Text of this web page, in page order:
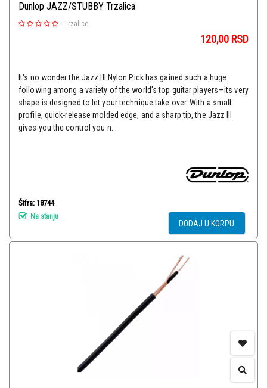
Dunlop JAZZ/STUBBY Trzalica
- Trzalice
120,00 RSD
It's no wonder the Jazz III Nylon Pick has gained such a huge
following among a variety of the world's top guitar players—its very
shape is designed to let your technique take over. With a small
profile, quick-release molded edge, and a sharp tip, the Jazz III
gives you the control you n...
Šifra: 18744
Na stanju
DODAJ U KORPU